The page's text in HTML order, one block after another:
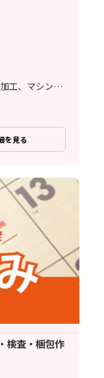
検査、梱包・仕分け、組立・組付け、加工、マシンオペレーター、フォークリフト、玉掛け・クレーン、立ち作業、塗装
を見る
検査・梱包作